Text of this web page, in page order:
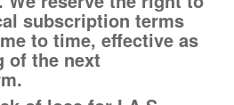
subscription terms
to time, effective as
of the next